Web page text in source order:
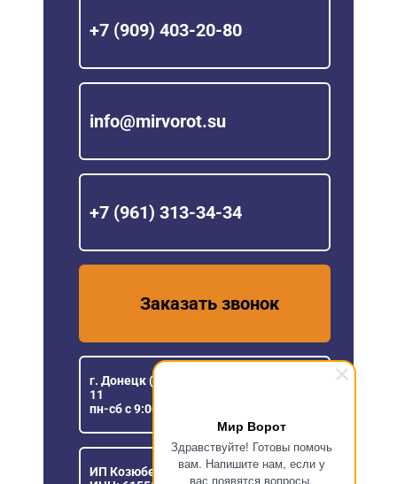
Мир Ворот
Здравствуйте! Готовы помочь
вам. Напишите нам, если у
вас появятся вопросы.
+7 (909) 403-20-80
info@mirvorot.su
+7 (961) 313-34-34
Заказать звонок
г. Донецк (ДНР), ул Розы Люксембург,
11
пн-сб с 9:00 до 18:00
ИП Козюберда Денис Александрович